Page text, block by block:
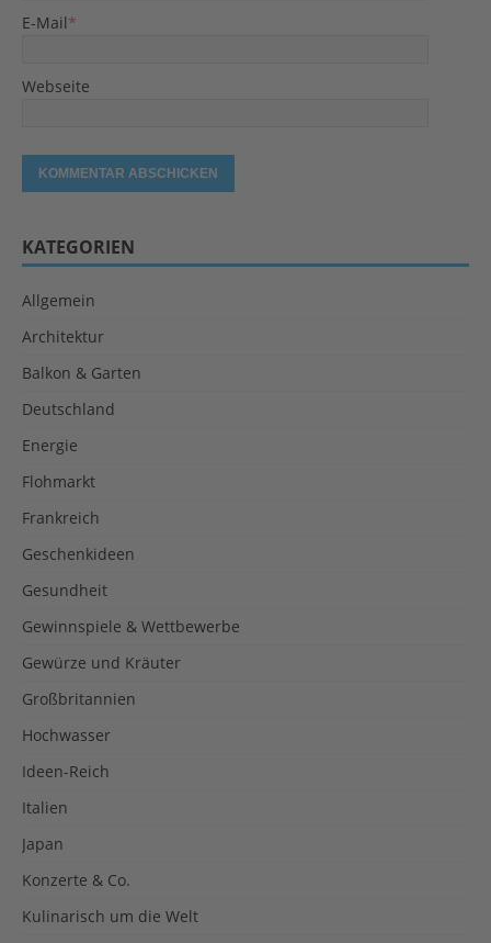
E-Mail*
Webseite
KATEGORIEN
Allgemein
Architektur
Balkon & Garten
Deutschland
Energie
Flohmarkt
Frankreich
Geschenkideen
Gesundheit
Gewinnspiele & Wettbewerbe
Gewürze und Kräuter
Großbritannien
Hochwasser
Ideen-Reich
Italien
Japan
Konzerte & Co.
Kulinarisch um die Welt